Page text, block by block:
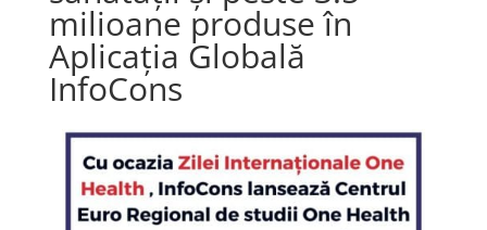
milioane produse în
Aplicația Globală
InfoCons